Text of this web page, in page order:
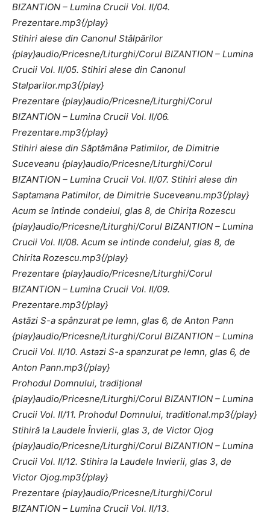
BIZANTION – Lumina Crucii Vol. II/04.
Prezentare.mp3{/play}
Stihiri alese din Canonul Stâlpărilor
{play}audio/Pricesne/Liturghi/Corul BIZANTION – Lumina
Crucii Vol. II/05. Stihiri alese din Canonul
Stalparilor.mp3{/play}
Prezentare {play}audio/Pricesne/Liturghi/Corul
BIZANTION – Lumina Crucii Vol. II/06.
Prezentare.mp3{/play}
Stihiri alese din Săptămâna Patimilor, de Dimitrie
Suceveanu {play}audio/Pricesne/Liturghi/Corul
BIZANTION – Lumina Crucii Vol. II/07. Stihiri alese din
Saptamana Patimilor, de Dimitrie Suceveanu.mp3{/play}
Acum se întinde condeiul, glas 8, de Chiriţa Rozescu
{play}audio/Pricesne/Liturghi/Corul BIZANTION – Lumina
Crucii Vol. II/08. Acum se intinde condeiul, glas 8, de
Chirita Rozescu.mp3{/play}
Prezentare {play}audio/Pricesne/Liturghi/Corul
BIZANTION – Lumina Crucii Vol. II/09.
Prezentare.mp3{/play}
Astăzi S-a spânzurat pe lemn, glas 6, de Anton Pann
{play}audio/Pricesne/Liturghi/Corul BIZANTION – Lumina
Crucii Vol. II/10. Astazi S-a spanzurat pe lemn, glas 6, de
Anton Pann.mp3{/play}
Prohodul Domnului, tradiţional
{play}audio/Pricesne/Liturghi/Corul BIZANTION – Lumina
Crucii Vol. II/11. Prohodul Domnului, traditional.mp3{/play}
Stihiră la Laudele Învierii, glas 3, de Victor Ojog
{play}audio/Pricesne/Liturghi/Corul BIZANTION – Lumina
Crucii Vol. II/12. Stihira la Laudele Invierii, glas 3, de
Victor Ojog.mp3{/play}
Prezentare {play}audio/Pricesne/Liturghi/Corul
BIZANTION – Lumina Crucii Vol. II/13.